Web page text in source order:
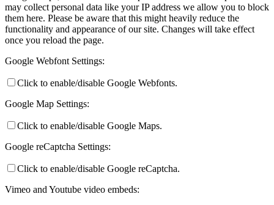
may collect personal data like your IP address we allow you to block
them here. Please be aware that this might heavily reduce the
functionality and appearance of our site. Changes will take effect
once you reload the page.
Google Webfont Settings:
Click to enable/disable Google Webfonts.
Google Map Settings:
Click to enable/disable Google Maps.
Google reCaptcha Settings:
Click to enable/disable Google reCaptcha.
Vimeo and Youtube video embeds: